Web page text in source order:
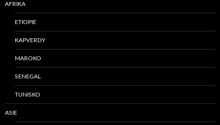
AFRIKA
ETIOPIE
KAPVERDY
MAROKO
SENEGAL
TUNISKO
ASIE